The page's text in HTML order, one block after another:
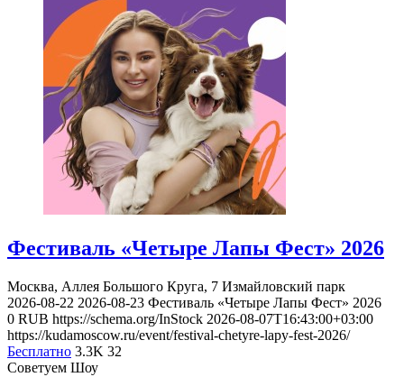
Фестиваль «Четыре Лапы Фест» 2026
Москва, Аллея Большого Круга, 7 Измайловский парк
2026-08-22 2026-08-23 Фестиваль «Четыре Лапы Фест» 2026
0 RUB https://schema.org/InStock 2026-08-07T16:43:00+03:00
https://kudamoscow.ru/event/festival-chetyre-lapy-fest-2026/
Бесплатно 3.3K 32
Советуем Шоу